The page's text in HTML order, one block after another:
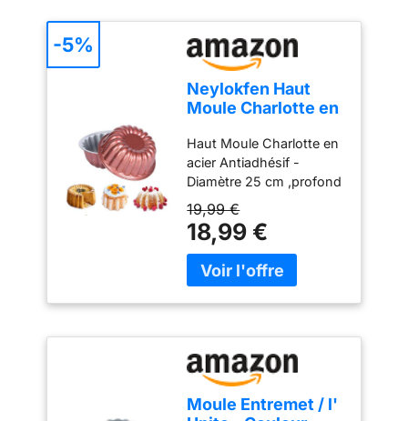
Neylokfen Haut
Moule Charlotte en
Diamètre 25 cm
Hauteur 10 cm
Moule Entremet
Moule Gateau Rond
Terre Cuite -1 piece
Haut Moule Charlotte en
acier Antiadhésif -
Diamètre 25 cm ,profond
10 cm Quantite - 1 pc
19,99 €
18,99 €
-5%
Moule Entremet / l'